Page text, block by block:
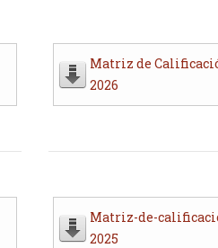
Matriz de
2026
Matriz-de-
2025